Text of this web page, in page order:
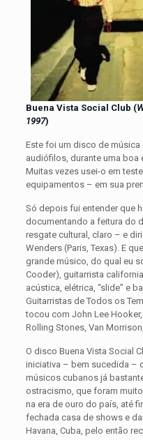
Buena Vista Social Club (
1997)
Este foi um disco de
audiófilos, durante uma
Muitas vezes usei-o em
equipamentos – em sua
Só depois fui entender que
documentando a feitura do
resgate cultural, claro – e
Wenders (Paris, Texas). E
grande músico, do qual eu
Cooder), guitarrista
acústica, elétrica, “slide” e
Guitarristas de Todos os
tocou com John Lee Hooker,
Rolling Stones, Van
O disco Buena Vista Social
iniciativa – bem sucedida –
músicos cubanos já
ostracismo, que foram
na era de ouro do país, até
fechada casa de shows e
Havana, Cuba, pelo então